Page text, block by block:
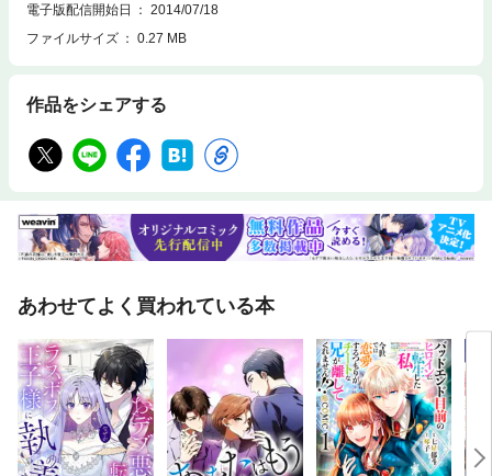
電子版配信開始日
2014/07/18
ファイルサイズ
0.27 MB
作品をシェアする
あわせてよく買われている本